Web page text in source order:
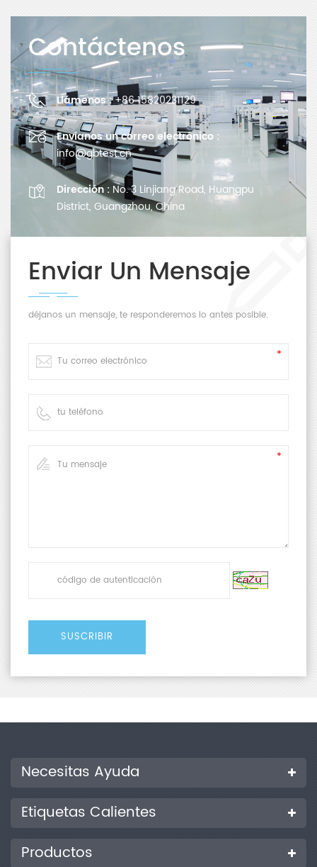
Contáctenos
Llámenos :+86 15820231129
Envíanos un correo electrónico :
info@gbtest.cn
Dirección : No. 3 Linjiang Road, Huangpu
District, Guangzhou, China
Enviar Un Mensaje
déjanos un mensaje, te responderemos lo antes posible.
Necesitas Ayuda
Etiquetas Calientes
Productos